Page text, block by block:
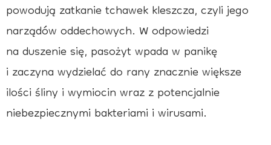
powodują zatkanie tchawek kleszcza, czyli jego
narządów oddechowych. W odpowiedzi
na duszenie się, pasożyt wpada w panikę
i zaczyna wydzielać do rany znacznie większe
ilości śliny i wymiocin wraz z potencjalnie
niebezpiecznymi bakteriami i wirusami.